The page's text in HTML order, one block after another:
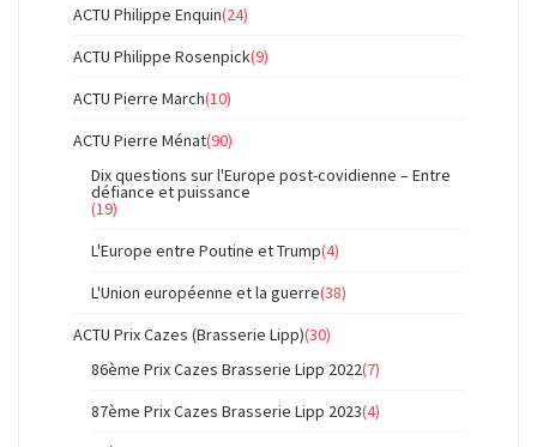
ACTU Philippe Enquin(24)
ACTU Philippe Rosenpick(9)
ACTU Pierre March(10)
ACTU Pierre Ménat(90)
Dix questions sur l'Europe post-covidienne – Entre
défiance et puissance
(19)
L'Europe entre Poutine et Trump(4)
L'Union européenne et la guerre(38)
ACTU Prix Cazes (Brasserie Lipp)(30)
86ème Prix Cazes Brasserie Lipp 2022(7)
87ème Prix Cazes Brasserie Lipp 2023(4)